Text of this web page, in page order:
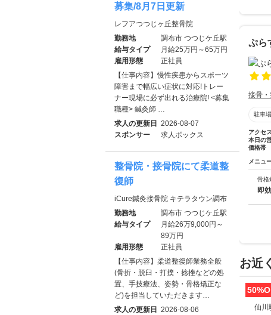
ぷら
接骨
駐車
アクセス
本日の
価格帯
メニュ
骨格
即
お近
仙川
募集/8月7日更新
レフアつつじヶ丘整骨院
勤務地
調布市 つつじケ丘駅
給与タイプ
月給25万円～65万円
雇用形態
正社員
【仕事内容】慢性疾患からスポーツ
障害まで幅広い症状に対応!トレー
ナー現場に必ず出れる治療院! <募集
職種> 鍼灸師 …
求人の更新日 2026-08-07
スポンサー
求人ボックス
整骨院・接骨院にて柔道整
復師
iCure鍼灸接骨院 キテラタウン調布
勤務地
調布市 つつじケ丘駅
給与タイプ
月給26万9,000円～
89万円
雇用形態
正社員
【仕事内容】柔道整復師業務全般
(骨折・脱臼・打撲・捻挫などの処
置、手技療法、姿勢・骨格矯正な
ど)を担当していただきます…
求人の更新日 2026-08-06